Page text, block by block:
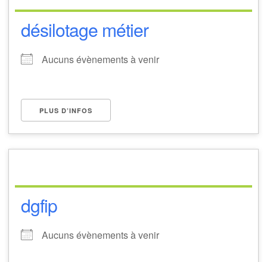
désilotage métier
Aucuns évènements à venir
PLUS D’INFOS
dgfip
Aucuns évènements à venir